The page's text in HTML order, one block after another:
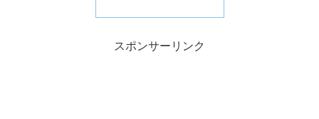
スポンサーリンク